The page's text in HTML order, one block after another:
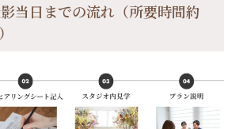
当日までの流れ（所要時間約